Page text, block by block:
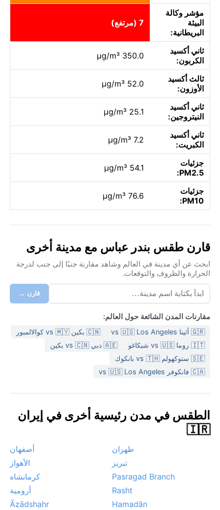
مؤشر وكالة
البيئة
البريطانية:
7 (مرتفع)
ثاني أكسيد
الكربون:
350.0 µg/m³
ثالث أكسيد
الأوزون:
52.0 µg/m³
ثاني أكسيد
النيتروجين:
25.1 µg/m³
ثاني أكسيد
الكبريت:
7.2 µg/m³
جزئيات
PM2.5:
54.1 µg/m³
جزئيات
PM10:
76.6 µg/m³
قارن طقس بندر عباس مع مدينة أخرى
ابحث عن أي مدينة في العالم وشاهد مقارنة جنبًا إلى جنب لدرجة
الحرارة والظروف والتوقعات.
قارن →
مقارنات المدن الشائعة حول العالم:
🇬🇷 أثينا vs 🇺🇸 Los Angeles
🇨🇳 بكين vs 🇲🇾 كوالالمبور
🇮🇹 روما vs 🇺🇸 شيكاغو
🇦🇪 دبي vs 🇨🇳 بكين
🇸🇪 ستوكهولم vs 🇹🇭 بانكوك
🇨🇦 فانكوفر vs 🇺🇸 Los Angeles
الطقس في مدن رئيسية أخرى في إيران
🇮🇷
طهران
أصفهان
تبريز
الأهواز
Pasragad Branch
كرمانشاه
Rasht
أرومية
Hamadān
Āzādshahr